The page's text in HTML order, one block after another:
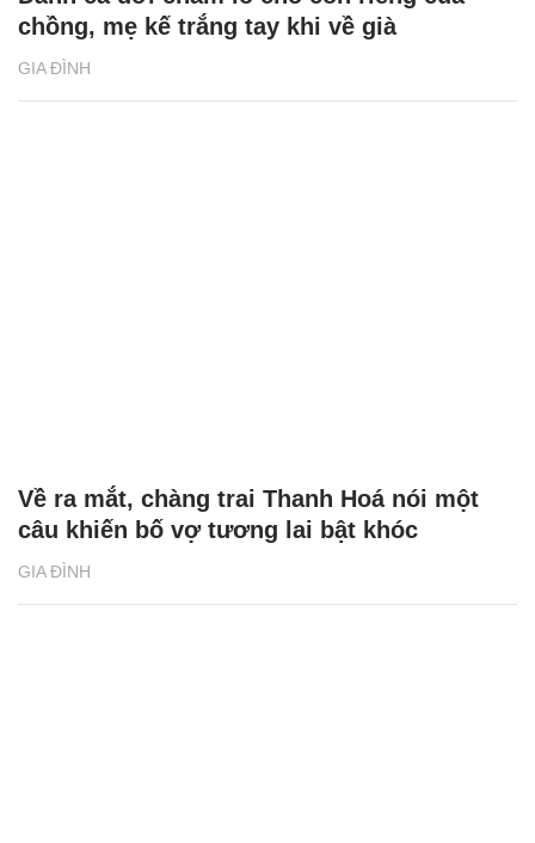
GIA ĐÌNH
chồng, mẹ kế trắng tay khi về già
GIA ĐÌNH
Về ra mắt, chàng trai Thanh Hoá nói một
câu khiến bố vợ tương lai bật khóc